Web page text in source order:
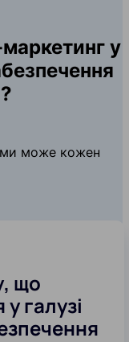
у
може кожен
що
галузі